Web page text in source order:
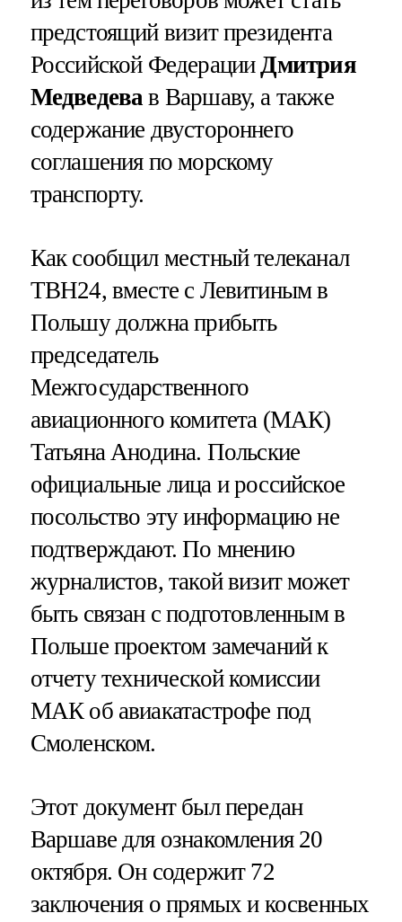
предстоящий визит президента
Российской Федерации Дмитрия
Медведева в Варшаву, а также
содержание двустороннего
соглашения по морскому
транспорту.
Как сообщил местный телеканал
ТВН24, вместе с Левитиным в
Польшу должна прибыть
председатель
Межгосударственного
авиационного комитета (МАК)
Татьяна Анодина. Польские
официальные лица и российское
посольство эту информацию не
подтверждают. По мнению
журналистов, такой визит может
быть связан с подготовленным в
Польше проектом замечаний к
отчету технической комиссии
МАК об авиакатастрофе под
Смоленском.
Этот документ был передан
Варшаве для ознакомления 20
октября. Он содержит 72
заключения о прямых и косвенных